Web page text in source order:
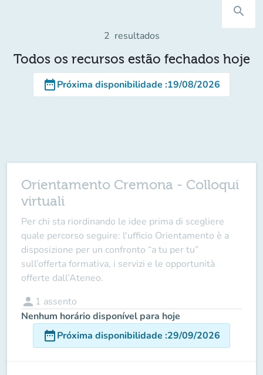
search
2 resultados
Todos os recursos estão fechados hoje
date_rangePróxima disponibilidade :19/08/2026
Orientamento Cremona - Colloqui
virtuali
Per chi sta riordinando le idee prima di scegliere
quale percorso seguire: l'ufficio Orientamento è a
disposizione per un confronto “a tu per tu”
sull’offerta formativa, i servizi e le opportunità
offerte dall’Ateneo.
person 1 assento
Nenhum horário disponível para hoje
date_rangePróxima disponibilidade :29/09/2026